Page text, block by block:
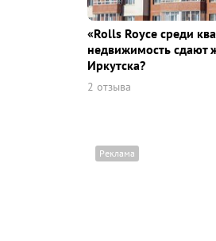
«Rolls Royce среди
недвижимость сдают
Иркутска?
2 отзыва